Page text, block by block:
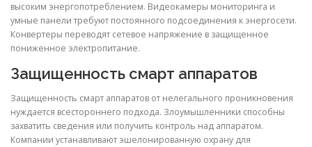
высоким энергопотреблением. Видеокамеры мониторинга и
умные панели требуют постоянного подсоединения к энергосети.
Конвертеры переводят сетевое напряжение в защищенное
пониженное электропитание.
Защищенность смарт аппаратов
Защищенность смарт аппаратов от нелегального проникновения
нуждается всестороннего подхода. Злоумышленники способны
захватить сведения или получить контроль над аппаратом.
Компании устанавливают эшелонированную охрану для